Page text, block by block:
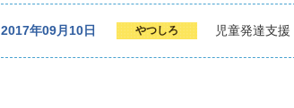
2017年09月10日 やつしろ 児童発達支援